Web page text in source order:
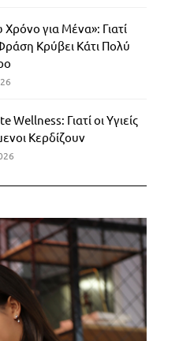
για Μένα»: Γιατί
Κρύβει Κάτι Πολύ
Wellness: Γιατί οι Υγιείς
Κερδίζουν